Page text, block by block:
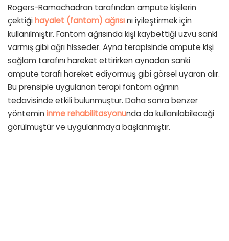
Rogers-Ramachadran tarafından ampute kişilerin
çektiğihayalet (fantom) ağrısını iyileştirmek için
kullanılmıştır. Fantom ağrısında kişi kaybettiği uzvu sanki
varmış gibi ağrı hisseder. Ayna terapisinde ampute kişi
sağlam tarafını hareket ettirirken aynadan sanki
ampute tarafı hareket ediyormuş gibi görsel uyaran alır.
Bu prensiple uygulanan terapi fantom ağrının
tedavisinde etkili bulunmuştur. Daha sonra benzer
yöntemin inme rehabilitasyonunda da kullanılabileceği
görülmüştür ve uygulanmaya başlanmıştır.